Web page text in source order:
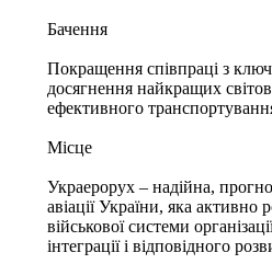
Бачення
Покращення співпраці з
досягнення найкращих
ефективного
Місце
Украерорух – надійна,
авіації України, яка
військової системи
інтеграції і відповідного